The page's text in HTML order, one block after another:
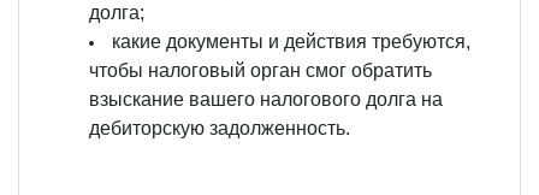
долга;
какие документы и действия требуются,
чтобы налоговый орган смог обратить
взыскание вашего налогового долга на
дебиторскую задолженность.